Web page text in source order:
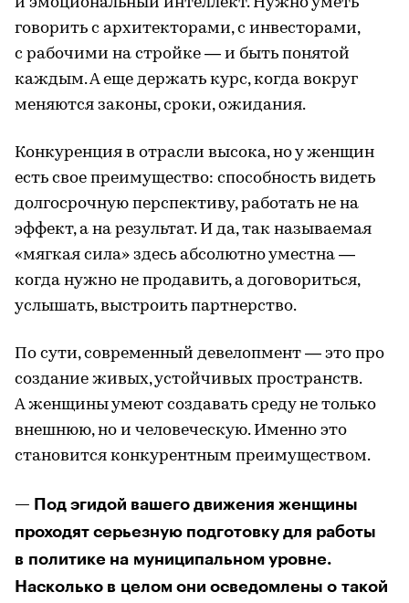
говорить с архитекторами, с инвесторами,
с рабочими на стройке — и быть понятой
каждым. А еще держать курс, когда вокруг
меняются законы, сроки, ожидания.
Конкуренция в отрасли высока, но у женщин
есть свое преимущество: способность видеть
долгосрочную перспективу, работать не на
эффект, а на результат. И да, так называемая
«мягкая сила» здесь абсолютно уместна —
когда нужно не продавить, а договориться,
услышать, выстроить партнерство.
По сути, современный девелопмент — это про
создание живых, устойчивых пространств.
А женщины умеют создавать среду не только
внешнюю, но и человеческую. Именно это
становится конкурентным преимуществом.
— Под эгидой вашего движения женщины
проходят серьезную подготовку для работы
в политике на муниципальном уровне.
Насколько в целом они осведомлены о такой